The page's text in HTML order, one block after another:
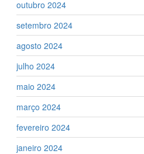
outubro 2024
setembro 2024
agosto 2024
julho 2024
maio 2024
março 2024
fevereiro 2024
janeiro 2024